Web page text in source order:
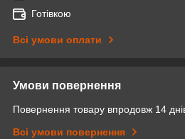
Готівкою
Всі умови оплати
Умови повернення
Повернення товару впродовж 14
Всі умови повернення